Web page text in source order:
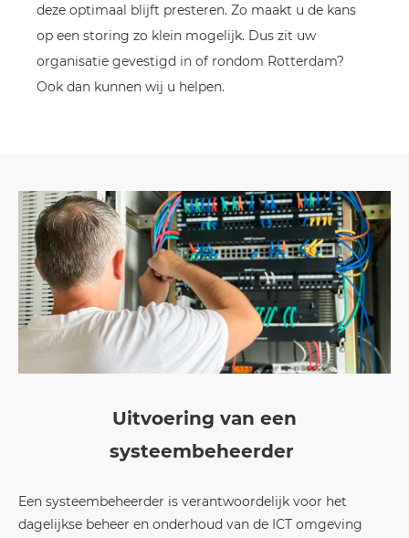
deze optimaal blijft presteren. Zo maakt u de kans
op een storing zo klein mogelijk. Dus zit uw
organisatie gevestigd in of rondom Rotterdam?
Ook dan kunnen wij u helpen.
Uitvoering van een
systeembeheerder
Een systeembeheerder is verantwoordelijk voor het
dagelijkse beheer en onderhoud van de ICT omgeving